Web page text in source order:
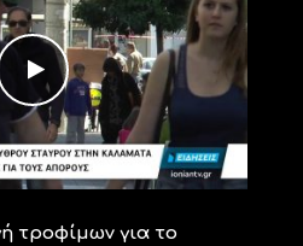
τροφίμων για το